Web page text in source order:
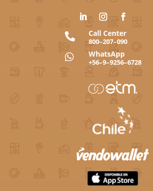
 Call Center
800–207–090
 WhatsApp
+56–9–9256–6728